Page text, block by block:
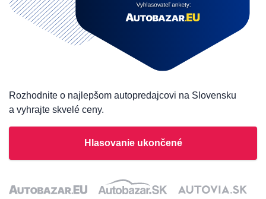
Rozhodnite o najlepšom autopredajcovi na Slovensku
a vyhrajte skvelé ceny.
Hlasovanie ukončené